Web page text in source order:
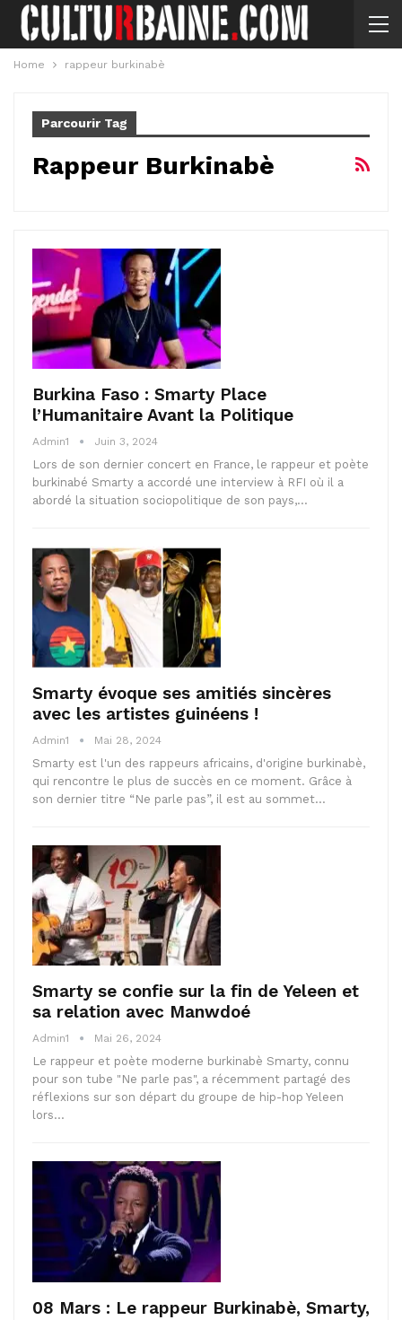
Home rappeur burkinabè
Parcourir Tag
Rappeur Burkinabè
Burkina Faso : Smarty Place
l’Humanitaire Avant la Politique
Admin1 Juin 3, 2024
Lors de son dernier concert en France, le rappeur et poète
burkinabé Smarty a accordé une interview à RFI où il a
abordé la situation sociopolitique de son pays,…
Smarty évoque ses amitiés sincères
avec les artistes guinéens !
Admin1 Mai 28, 2024
Smarty est l'un des rappeurs africains, d'origine burkinabè,
qui rencontre le plus de succès en ce moment. Grâce à
son dernier titre “Ne parle pas”, il est au sommet…
Smarty se confie sur la fin de Yeleen et
sa relation avec Manwdoé
Admin1 Mai 26, 2024
Le rappeur et poète moderne burkinabè Smarty, connu
pour son tube "Ne parle pas", a récemment partagé des
réflexions sur son départ du groupe de hip-hop Yeleen
lors…
08 Mars : Le rappeur Burkinabè, Smarty,